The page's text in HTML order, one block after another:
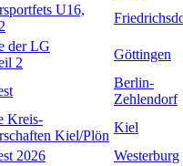
U16,
der LG
2
Göttingen
Berlin-
Zehlendorf
Kreis-
Kiel/Plön
Kiel
2026
Westerburg